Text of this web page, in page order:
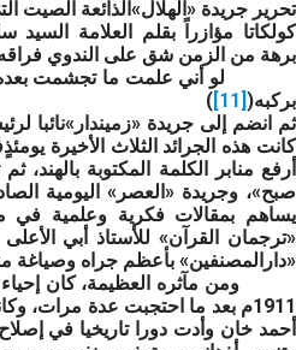
تحرير جريدة «الهلال»الذائعة الصيت
كولكاتا مؤازراً بقلم العلامة السيد
برهة من الزمن شق على الندوي فراقه،
لو أني علمت ما تجشمت
بركبه(
)
ثم انضم إلى جريدة «زميندار»نائبا
كانت هذه الجرائد الثلاث الأخيرة
أرفع منابر الكلمة المكتوبة بالهند،
صبح»، وجريدة «العصر» اليومية
يساهم بمقالات فكرية وعلمية
«ترجمان القرآن» للأستاذ أبي
«دارالمصنفين» بأعظم جراه وصياغة
ومن مآثره العظيمة، كان إحياء
1911م بعد ما احتجبت عدة مرات،
أحمد خان وأدت دورا تاريخيا في